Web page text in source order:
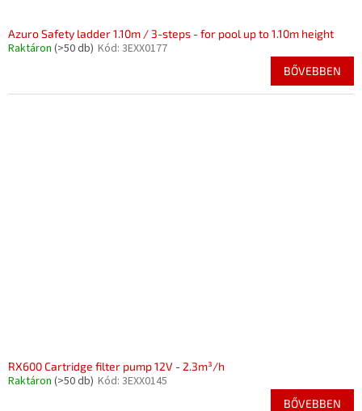
Azuro Safety ladder 1.10m / 3-steps - for pool up to 1.10m height
Raktáron (>50 db) Kód: 3EXX0177
BŐVEBBEN
RX600 Cartridge filter pump 12V - 2.3m³/h
Raktáron (>50 db) Kód: 3EXX0145
BŐVEBBEN